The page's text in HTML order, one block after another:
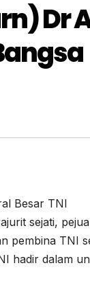
Dr
Besar TNI
sejati,
pembina TNI
hadir dalam